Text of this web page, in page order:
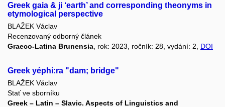
Greek gaia & ji ‘earth’ and corresponding theonyms in
etymological perspective
BLAŽEK Václav
Recenzovaný odborný článek
Graeco-Latina Brunensia , rok: 2023, ročník: 28, vydání: 2, DOI
Greek yéphi:ra "dam; bridge"
BLAŽEK Václav
Stať ve sborníku
Greek – Latin – Slavic. Aspects of Linguistics and